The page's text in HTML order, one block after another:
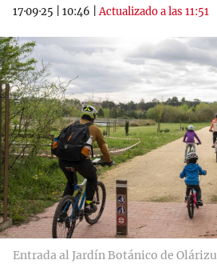
17·09·25
10:46 |Actualizado a las 11:51
Entrada al Jardín Botánico de Olárizu